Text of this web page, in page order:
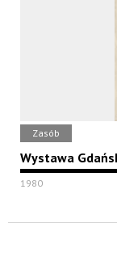
Zasób
Wystawa
1980